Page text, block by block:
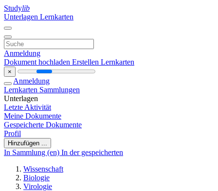
Studylib
Unterlagen Lernkarten
Anmeldung
Dokument hochladen Erstellen Lernkarten
×
Anmeldung
Lernkarten Sammlungen
Unterlagen
Letzte Aktivität
Meine Dokumente
Gespeicherte Dokumente
Profil
Hinzufügen ...
In Sammlung (en) In der gespeicherten
Wissenschaft
Biologie
Virologie